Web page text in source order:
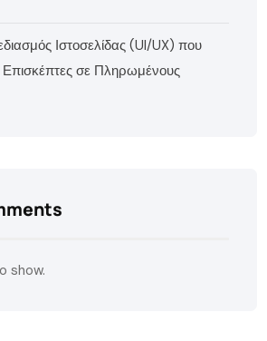
Ιστοσελίδας (UI/UX) που
Επισκέπτες σε Πληρωμένους
show.